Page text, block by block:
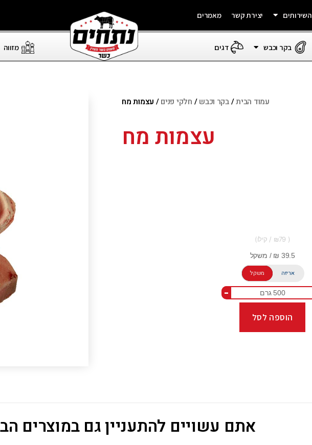
השירותים יצירת קשר מאמרים
בקר וכבש דגים מזווה
עמוד הבית/בקר וכבש/ חלקי פנים/ עצמות מח
עצמות מח
79
משקל אריזה
-
הוספה לסל
אתם עשויים להתעניין גם במוצרים